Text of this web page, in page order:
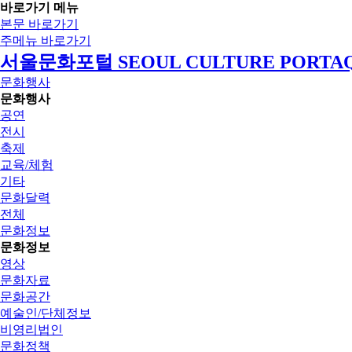
바로가기 메뉴
본문 바로가기
주메뉴 바로가기
서울문화포털 SEOUL CULTURE
문화행사
문화행사
공연
전시
축제
교육/체험
기타
문화달력
전체
문화정보
문화정보
영상
문화자료
문화공간
예술인/단체정보
비영리법인
문화정책